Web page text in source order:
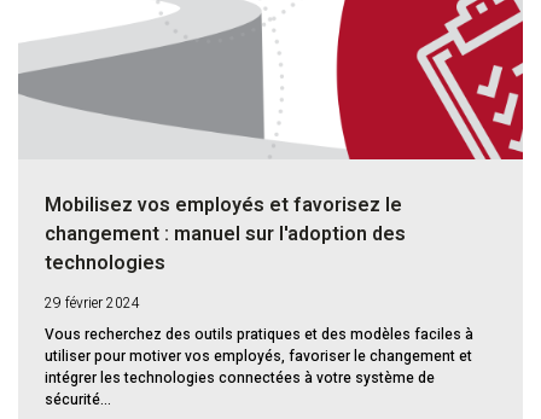
Mobilisez vos employés et favorisez le
changement : manuel sur l'adoption des
technologies
29 février 2024
Vous recherchez des outils pratiques et des modèles faciles à
utiliser pour motiver vos employés, favoriser le changement et
intégrer les technologies connectées à votre système de
sécurité...